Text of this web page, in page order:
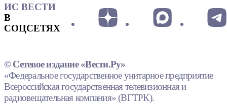
ИС ВЕСТИ
В
СОЦСЕТЯХ
© Сетевое издание «Вести.Ру»
«Федеральное государственное унитарное предприятие
Всероссийская государственная телевизионная и
радиовещательная компания» (ВГТРК).